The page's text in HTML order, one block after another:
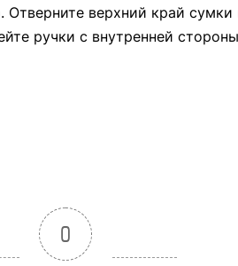
Отверните верхний край
ручки с внутренней
0